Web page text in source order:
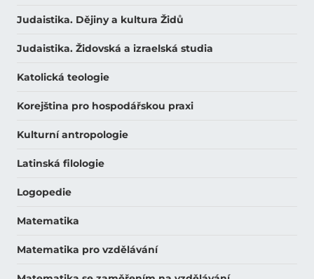
Judaistika. Dějiny a kultura Židů
Judaistika. Židovská a izraelská studia
Katolická teologie
Korejština pro hospodářskou praxi
Kulturní antropologie
Latinská filologie
Logopedie
Matematika
Matematika pro vzdělávání